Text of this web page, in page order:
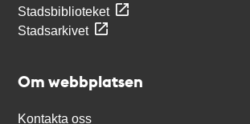
Stadsbiblioteket
Stadsarkivet
Om webbplatsen
Kontakta oss